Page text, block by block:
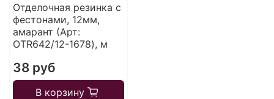
Отделочная резинка с
фестонами, 12мм,
амарант (Арт:
OTR642/12-1678), м
38 руб
В корзину